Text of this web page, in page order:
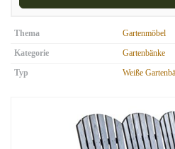
Thema
Gartenmöbel
Kategorie
Gartenbänke
Typ
Weiße